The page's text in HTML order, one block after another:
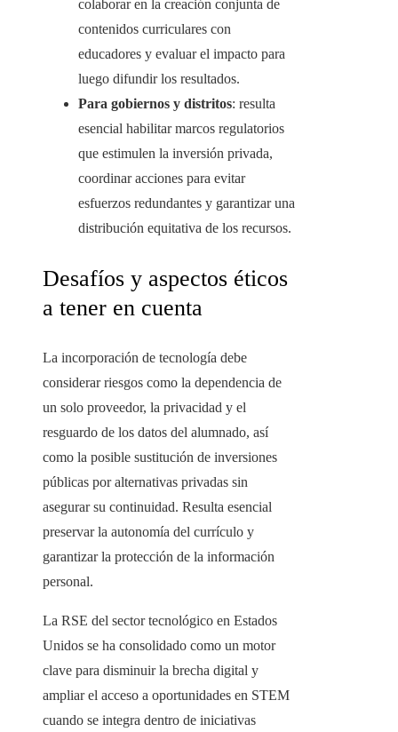
colaborar en la creación conjunta de
contenidos curriculares con
educadores y evaluar el impacto para
luego difundir los resultados.
Para gobiernos y distritos: resulta
esencial habilitar marcos regulatorios
que estimulen la inversión privada,
coordinar acciones para evitar
esfuerzos redundantes y garantizar una
distribución equitativa de los recursos.
Desafíos y aspectos éticos
a tener en cuenta
La incorporación de tecnología debe
considerar riesgos como la dependencia de
un solo proveedor, la privacidad y el
resguardo de los datos del alumnado, así
como la posible sustitución de inversiones
públicas por alternativas privadas sin
asegurar su continuidad. Resulta esencial
preservar la autonomía del currículo y
garantizar la protección de la información
personal.
La RSE del sector tecnológico en Estados
Unidos se ha consolidado como un motor
clave para disminuir la brecha digital y
ampliar el acceso a oportunidades en STEM
cuando se integra dentro de iniciativas